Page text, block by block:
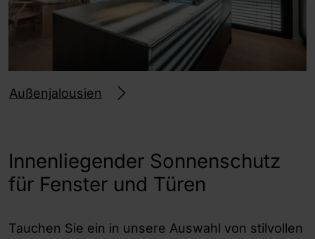
Außenjalousien
Innenliegender Sonnenschutz
für Fenster und Türen
Tauchen Sie ein in unsere Auswahl von stilvollen